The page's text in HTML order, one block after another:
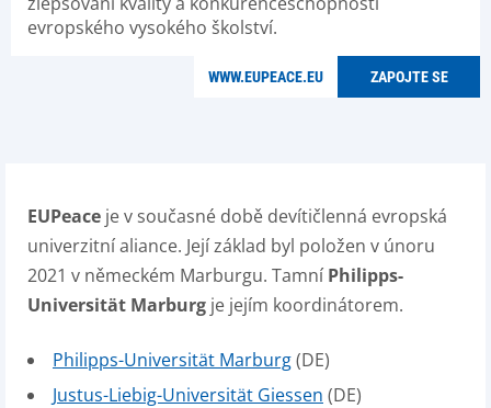
evropského vysokého školství.
ZAPOJTE SE
WWW.EUPEACE.EU
EUPeace je v současné době devítičlenná evropská
univerzitní aliance. Její základ byl položen v únoru
2021 v německém Marburgu. Tamní Philipps-
Universität Marburg je jejím koordinátorem.
Philipps-Universität Marburg(DE)
Justus-Liebig-Universität Giessen (DE)